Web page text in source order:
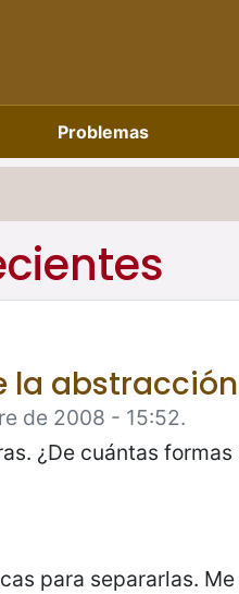
Problemas
la
de 2008 - 15:52.
¿De cuántas
para separarlas.